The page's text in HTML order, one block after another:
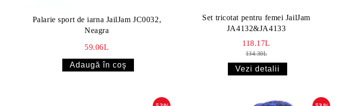
Palarie sport de iarna JailJam JC0032,
Neagra
59.06L
Set tricotat pentru femei JailJam
JA4132&JA4133
118.17L
134.30L
Vezi detalii